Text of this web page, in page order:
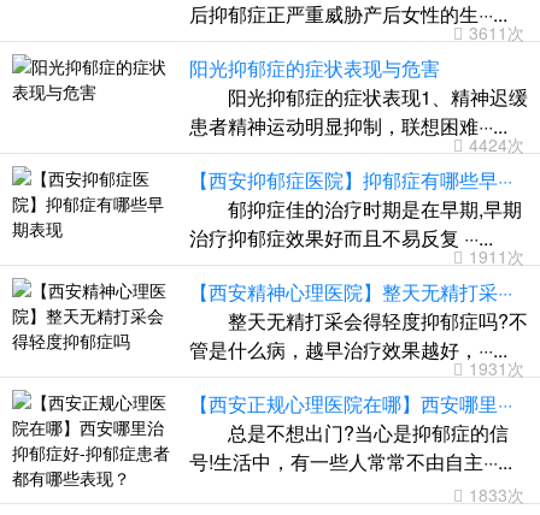
后抑郁症正严重威胁产后女性的生···...
3611次
阳光抑郁症的症状表现与危害
阳光抑郁症的症状表现1、精神迟缓
患者精神运动明显抑制，联想困难···...
4424次
【西安抑郁症医院】抑郁症有哪些早···
郁抑症佳的治疗时期是在早期,早期
治疗抑郁症效果好而且不易反复 ···...
1911次
【西安精神心理医院】整天无精打采···
整天无精打采会得轻度抑郁症吗?不
管是什么病，越早治疗效果越好，···...
1931次
【西安正规心理医院在哪】西安哪里···
总是不想出门?当心是抑郁症的信
号!生活中，有一些人常常不由自主···...
1833次